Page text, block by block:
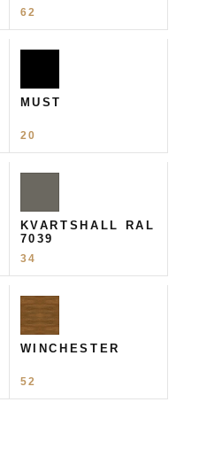
62
MUST
20
KVARTSHALL RAL
7039
34
WINCHESTER
52